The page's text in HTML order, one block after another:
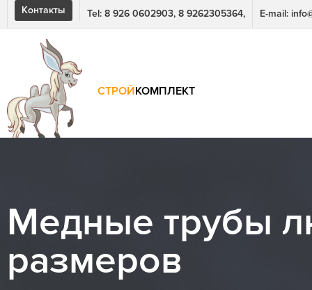
Контакты Tel: 8 926 0602903, 8 9262305364, E-mail:
СТРОЙКОМПЛЕКТ
Медные трубы
размеров